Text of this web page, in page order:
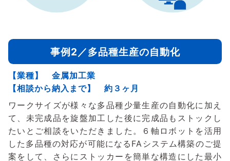
事例2／多品種生産の自動化
【業種】 金属加工業
【相談から納入まで】 約３ヶ月
ワークサイズが様々な多品種少量生産の自動化に加え
て、未完成品を旋盤加工した後に完成品もストックし
たいとご相談をいただきました。６軸ロボットを活用
した多品種の対応が可能になるFAシステム構築のご提
案をして、さらにストッカーを簡単な構造にした最小